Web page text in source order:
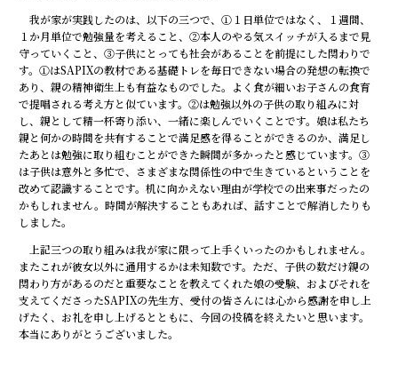
我が家が実践したのは、以下の三つで、①１日単位ではなく、１週間、
１か月単位で勉強量を考えること、②本人のやる気スイッチが入るまで見
守っていくこと、③子供にとっても社会があることを前提にした関わりで
す。①はSAPIXの教材である基礎トレを毎日できない場合の発想の転換で
あり、親の精神衛生上も有益なものでした。よく食が細いお子さんの食育
で提唱される考え方と似ています。②は勉強以外の子供の取り組みに対
し、親として精一杯寄り添い、一緒に楽しんでいくことです。娘は私たち
親と何かの時間を共有することで満足感を得ることができるのか、満足し
たあとは勉強に取り組むことができた瞬間が多かったと感じています。③
は子供は意外と多忙で、さまざまな関係性の中で生きているということを
改めて認識することです。机に向かえない理由が学校での出来事だったの
かもしれません。時間が解決することもあれば、話すことで解消したりも
しました。
上記三つの取り組みは我が家に限って上手くいったのかもしれません。
またこれが彼女以外に通用するかは未知数です。ただ、子供の数だけ親の
関わり方があるのだと重要なことを教えてくれた娘の受験、およびそれを
支えてくださったSAPIXの先生方、受付の皆さんには心から感謝を申し上
げたく、お礼を申し上げるとともに、今回の投稿を終えたいと思います。
本当にありがとうございました。